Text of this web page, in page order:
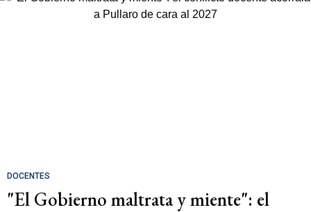
DOCENTES
"El Gobierno maltrata y miente": el